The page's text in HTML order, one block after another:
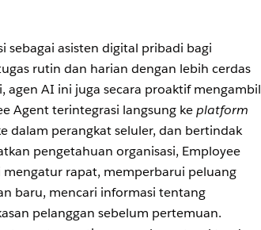
sebagai asisten digital pribadi bagi
rutin dan harian dengan lebih cerdas
agen AI ini juga secara proaktif mengambil
Agent terintegrasi langsung keplatform
dalam perangkat seluler, dan bertindak
pengetahuan organisasi, Employee
rapat, memperbarui peluang
baru, mencari informasi tentang
pelanggan sebelum pertemuan.